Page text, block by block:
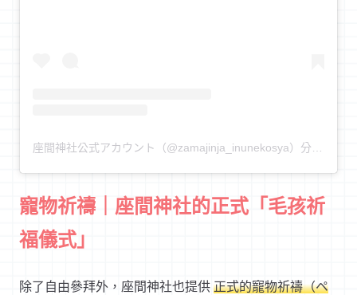
寵物祈禱｜座間神社的正式「毛孩祈
福儀式」
除了自由參拜外，座間神社也提供 正式的寵物祈禱（ペ